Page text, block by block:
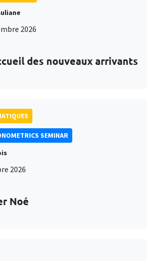
2026
des nouveaux arrivants
SEMINAR
2026
Noé